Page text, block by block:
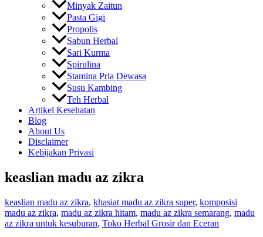
Minyak Zaitun
Pasta Gigi
Propolis
Sabun Herbal
Sari Kurma
Spirulina
Stamina Pria Dewasa
Susu Kambing
Teh Herbal
Artikel Kesehatan
Blog
About Us
Disclaimer
Kebijakan Privasi
keaslian madu az zikra
keaslian madu az zikra, khasiat madu az zikra super, komposisi
madu az zikra, madu az zikra hitam, madu az zikra semarang, madu
az zikra untuk kesuburan, Toko Herbal Grosir dan Eceran